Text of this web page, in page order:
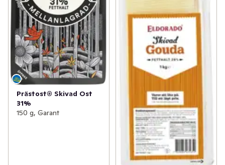
Prästost® Skivad Ost
31%
150 g, Garant